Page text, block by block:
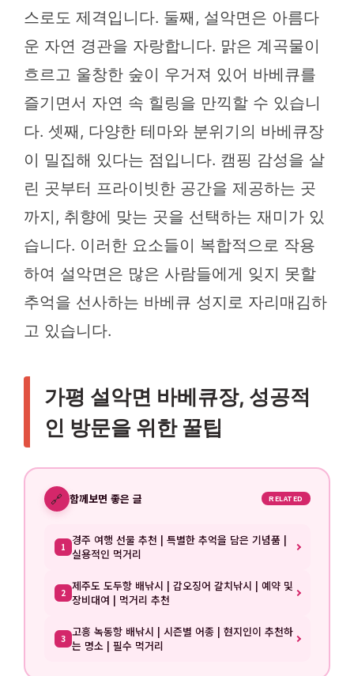
스로도 제격입니다. 둘째, 설악면은 아름다
운 자연 경관을 자랑합니다. 맑은 계곡물이
흐르고 울창한 숲이 우거져 있어 바베큐를
즐기면서 자연 속 힐링을 만끽할 수 있습니
다. 셋째, 다양한 테마와 분위기의 바베큐장
이 밀집해 있다는 점입니다. 캠핑 감성을 살
린 곳부터 프라이빗한 공간을 제공하는 곳
까지, 취향에 맞는 곳을 선택하는 재미가 있
습니다. 이러한 요소들이 복합적으로 작용
하여 설악면은 많은 사람들에게 잊지 못할
추억을 선사하는 바베큐 성지로 자리매김하
고 있습니다.
가평 설악면 바베큐장, 성공적
인 방문을 위한 꿀팁
🔗 함께보면 좋은 글 RELATED
1 경주 여행 선물 추천 | 특별한 추억을 담은 기념품 |
실용적인 먹거리
2 제주도 도두항 배낚시 | 갑오징어 갈치낚시 | 예약 및
장비대여 | 먹거리 추천
3 고흥 녹동항 배낚시 | 시즌별 어종 | 현지인이 추천하
는 명소 | 필수 먹거리